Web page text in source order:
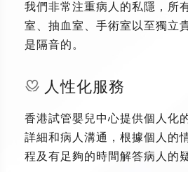
我們非常注重病人的私隱，所
室、抽血室、手術室以至獨立
是隔音的。
人性化服務
香港試管嬰兒中心提供個人化
詳細和病人溝通，根據個人的
程及有足夠的時間解答病人的